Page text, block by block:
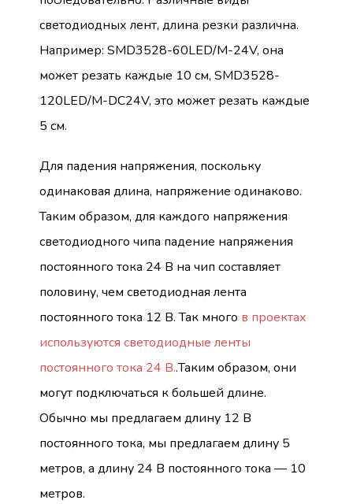
светодиодных лент, длина резки различна.
Например: SMD3528-60LED/M-24V, она
может резать каждые 10 см, SMD3528-
120LED/M-DC24V, это может резать каждые
5 см.
Для падения напряжения, поскольку
одинаковая длина, напряжение одинаково.
Таким образом, для каждого напряжения
светодиодного чипа падение напряжения
постоянного тока 24 В на чип составляет
половину, чем светодиодная лента
постоянного тока 12 В. Так много в проектах
используются светодиодные ленты
постоянного тока 24 В..Таким образом, они
могут подключаться к большей длине.
Обычно мы предлагаем длину 12 В
постоянного тока, мы предлагаем длину 5
метров, а длину 24 В постоянного тока — 10
метров.